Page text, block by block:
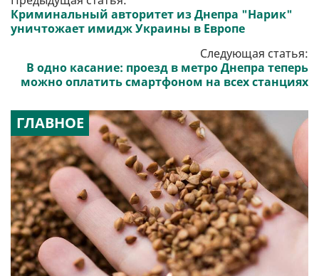
Криминальный авторитет из Днепра "Нарик"
уничтожает имидж Украины в Европе
Следующая статья:
В одно касание: проезд в метро Днепра теперь
можно оплатить смартфоном на всех станциях
ГЛАВНОЕ